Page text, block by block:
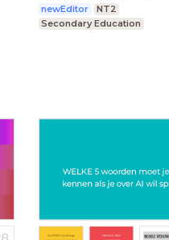
newEditor
NT2
Secondary Education